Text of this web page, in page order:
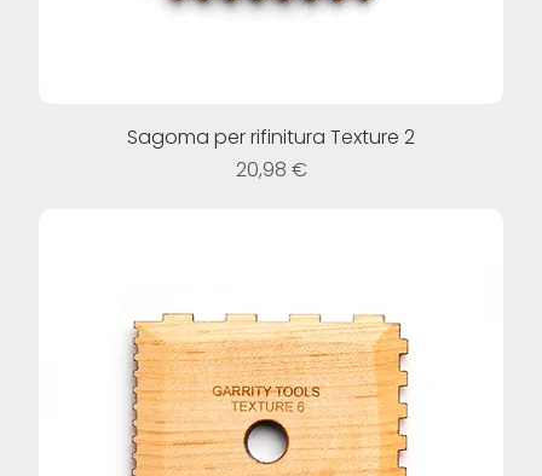
Sagoma per rifinitura Texture 2
Prezzo
20,98 €